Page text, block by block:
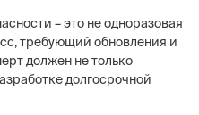
– это не одноразовая
требующий обновления и
должен не только
долгосрочной